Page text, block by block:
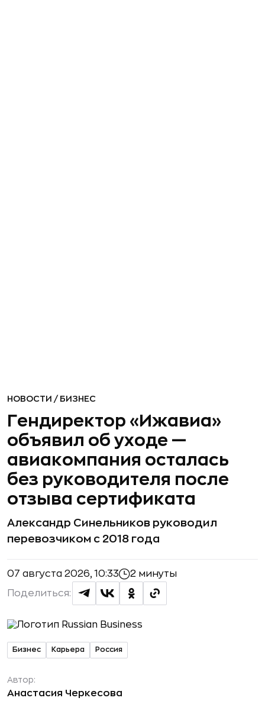
НОВОСТИ / БИЗНЕС
Гендиректор «Ижавиа»
объявил об уходе —
авиакомпания осталась
без руководителя после
отзыва сертификата
Александр Синельников руководил
перевозчиком с 2018 года
07 августа 2026, 10:33 2 минуты
Поделиться:
Бизнес Карьера Россия
Автор:
Анастасия Черкесова